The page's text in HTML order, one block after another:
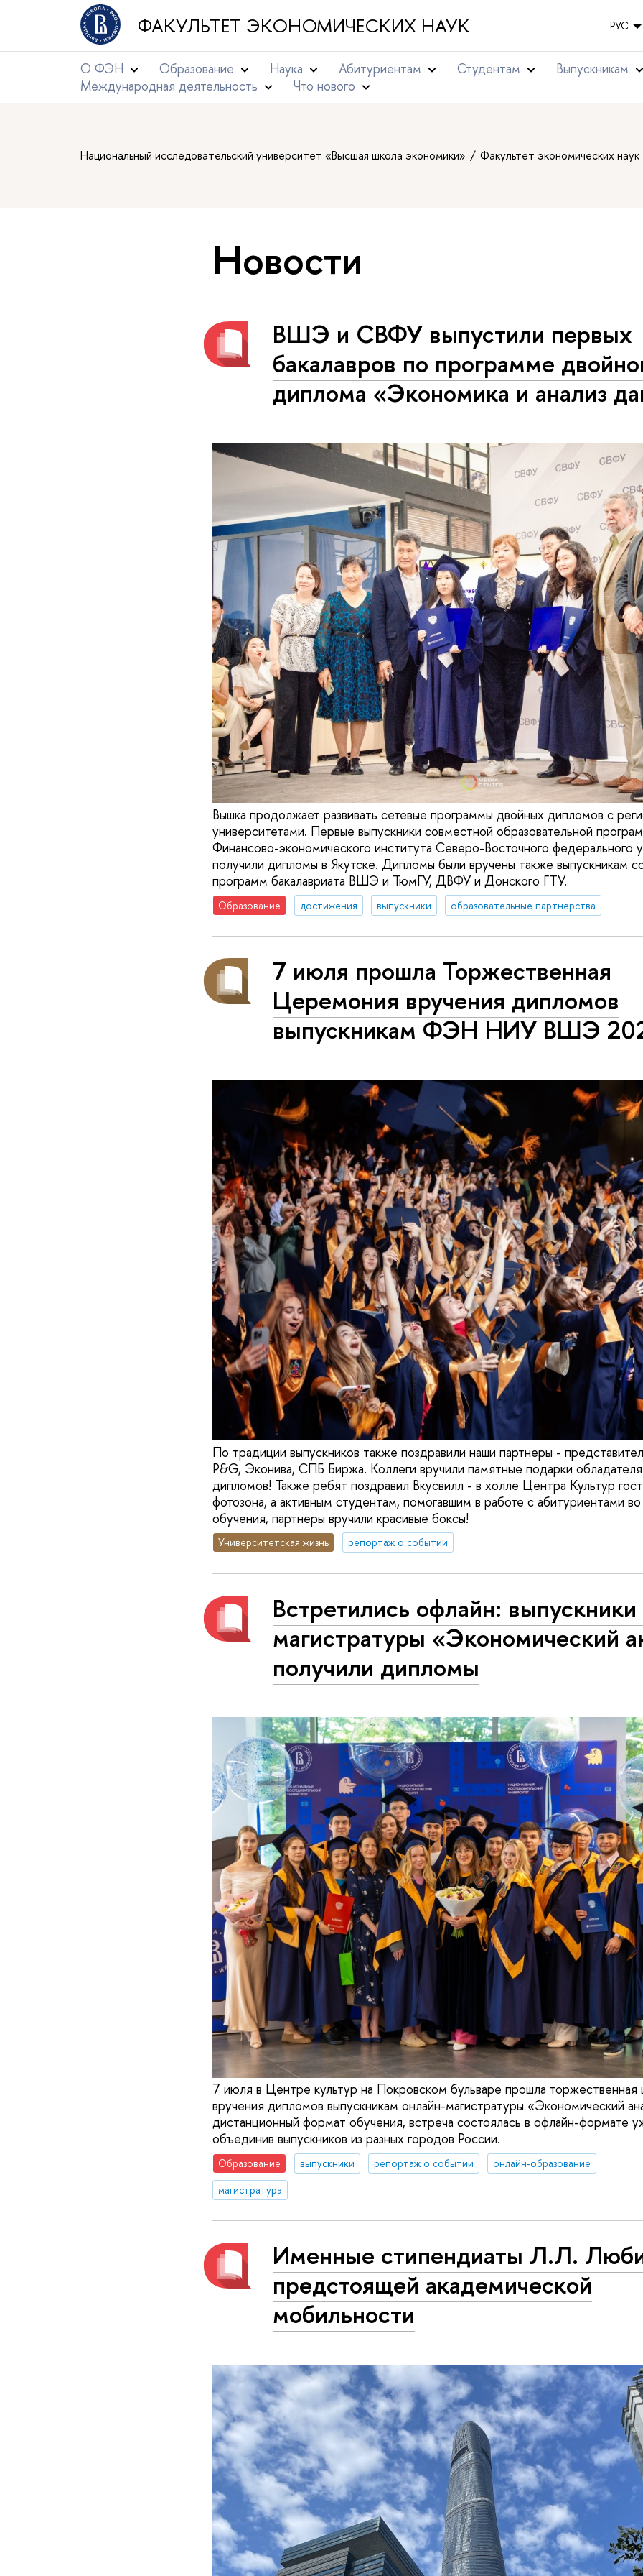
ФАКУЛЬТЕТ ЭКОНОМИЧЕСКИХ НАУК РУС
О ФЭН Образование Наука Абитуриентам Студентам
Выпускникам
Международная деятельность
Что нового
Национальный исследовательский университет «Высшая школа экономики» Факультет экономических наук
Новости
ВШЭ и СВФУ выпустили первых
бакалавров по программе
диплома «Экономика и анализ
Вышка продолжает развивать сетевые программы двойных дипломов с
университетами. Первые выпускники совместной образовательной
Финансово-экономического института Северо-Восточного федерального
получили дипломы в Якутске. Дипломы были вручены также выпускникам
программ бакалавриата ВШЭ и ТюмГУ, ДВФУ и Донского ГТУ.
Образование достижения выпускники образовательные партнерства
7 июля прошла Торжественная
Церемония вручения дипломов
выпускникам ФЭН НИУ ВШЭ
По традиции выпускников также поздравили наши партнеры -
P&G, Эконива, СПБ Биржа. Коллеги вручили памятные подарки
дипломов! Также ребят поздравил Вкусвилл - в холле Центра Культур
фотозона, а активным студентам, помогавшим в работе с абитуриентами
обучения, партнеры вручили красивые боксы!
Университетская жизнь репортаж о событии
Встретились офлайн:
магистратуры «Экономический
получили дипломы
7 июля в Центре культур на Покровском бульваре прошла
вручения дипломов выпускникам онлайн-магистратуры «Экономический
дистанционный формат обучения, встреча состоялась в офлайн-формате
объединив выпускников из разных городов России.
Образование выпускники репортаж о событии
онлайн-образование
магистратура
Именные стипендиаты Л.Л.
предстоящей академической
мобильности